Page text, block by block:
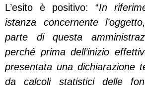
L’esito è positivo: “In
istanza concernente
parte di questa
perché prima dell’inizio
presentata una dichiarazione
da calcoli statistici delle